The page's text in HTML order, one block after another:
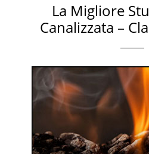
La Migliore
Canalizzata –